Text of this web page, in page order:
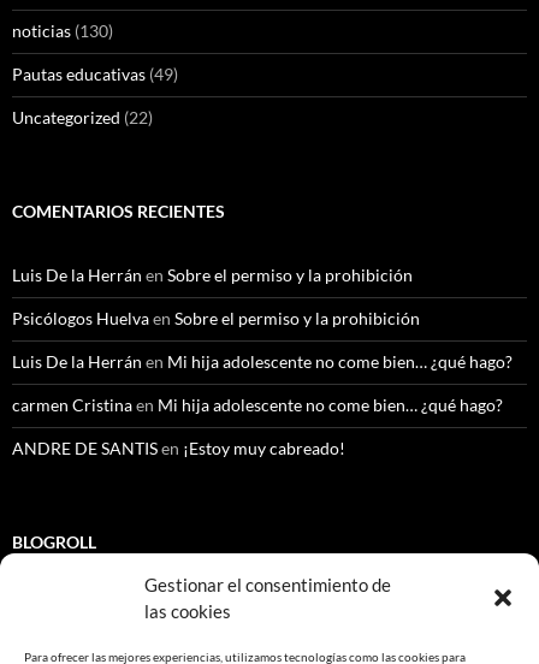
Gestionar el consentimiento de
las cookies
Para ofrecer las mejores experiencias, utilizamos tecnologías como las cookies para
noticias (130)
Pautas educativas (49)
Uncategorized (22)
COMENTARIOS RECIENTES
Luis De la Herrán en Sobre el permiso y la prohibición
Psicólogos Huelvaen Sobre el permiso y la prohibición
Luis De la Herrán en Mi hija adolescente no come bien… ¿qué hago?
carmen Cristinaen Mi hija adolescente no come bien… ¿qué hago?
ANDRE DE SANTISen ¡Estoy muy cabreado!
BLOGROLL
CEDI Psicología. Granada.
Colegio Oficial de Psicología de Bizkaia COPB